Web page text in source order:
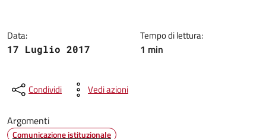
Data:
17 Luglio 2017
Tempo di lettura:
1 min
Condividi Vedi azioni
Argomenti
Comunicazione istituzionale